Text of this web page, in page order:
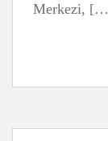
Merkezi,